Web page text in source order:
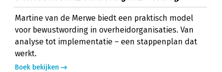
Martine van de Merwe biedt een praktisch model
voor bewustwording in overheidorganisaties. Van
analyse tot implementatie – een stappenplan dat
werkt.
Boek bekijken